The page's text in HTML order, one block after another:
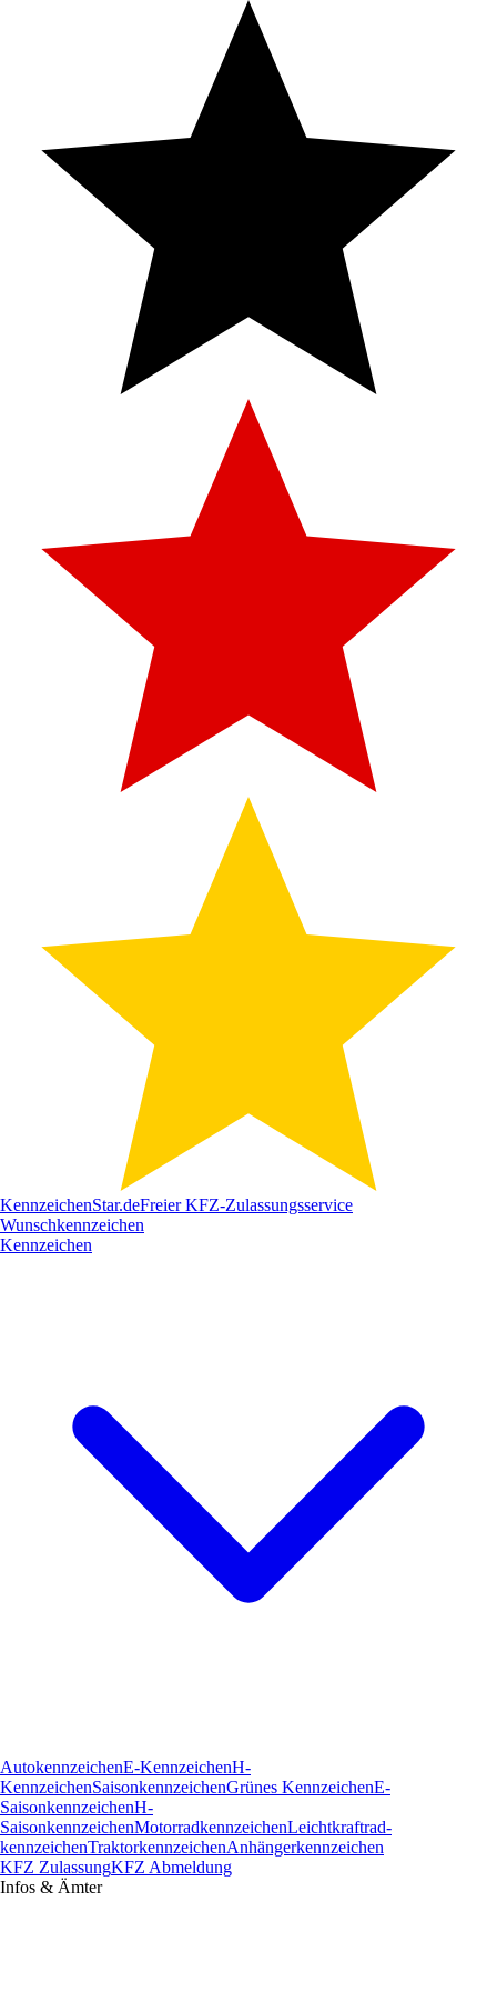
KennzeichenStar.deFreier KFZ-Zulassungsservice
Wunschkennzeichen
Kennzeichen
AutokennzeichenE-KennzeichenH-
KennzeichenSaisonkennzeichenGrünes KennzeichenE-
SaisonkennzeichenH-
SaisonkennzeichenMotorradkennzeichenLeichtkraftrad­
kennzeichenTraktorkennzeichenAnhängerkennzeichen
KFZ ZulassungKFZ Abmeldung
Infos & Ämter